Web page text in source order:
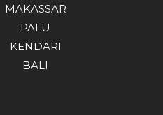
MAKASSAR
PALU
KENDARI
BALI